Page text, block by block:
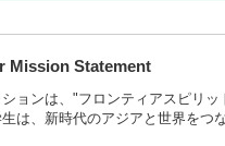
Mission Statement
ョンは、"フロンティアスピリ
は、新時代のアジアと世界を